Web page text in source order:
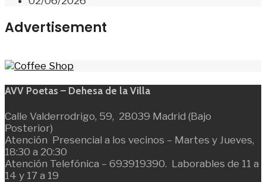
Advertisement
AVV Poetas – Dehesa de la Villa
Calle Valderrodrigo, 59, 28039 Madrid (Bajo
Posterior)
Atención Presencial a los vecinos – Martes y Jueves,
18:30 a 20:30
Atención Telefónica – 693919390. Laborables de 11 a
14 y 17 a 19